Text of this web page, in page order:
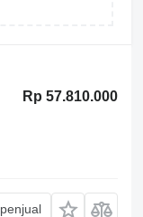
Rp 57.810.000